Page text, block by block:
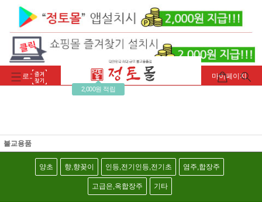
로그인 회원가입
2,000원 적립
주문조회 마이페이지
불교용품
양초 향,향꽂이 인등,전기인등,전기초 염주,합장주
고급은,옥합장주 기타